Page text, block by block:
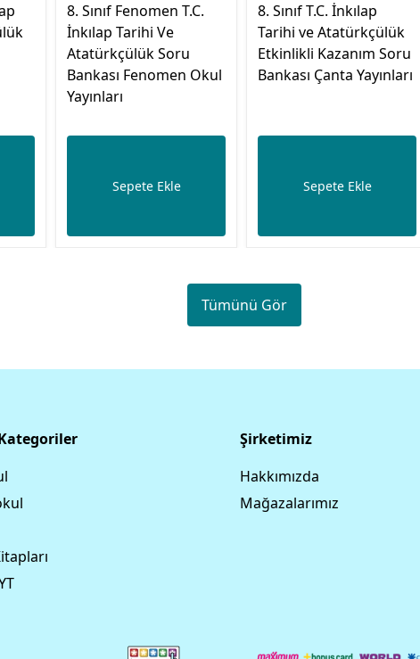
8. Sınıf Fenomen T.C.
İnkılap Tarihi Ve
Atatürkçülük Soru
Bankası Fenomen Okul
Yayınları
Sepete Ekle
8. Sınıf T.C. İnkılap
Tarihi ve Atatürkçülük
Etkinlikli Kazanım Soru
Bankası Çanta Yayınları
Sepete Ekle
Tümünü Gör
Şirketimiz
Hakkımızda
Mağazalarımız